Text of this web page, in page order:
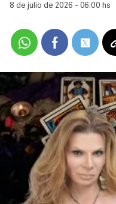
8 de julio de 2026 - 06:00 hs